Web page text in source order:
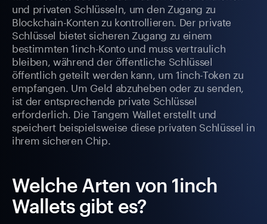
und privaten Schlüsseln, um den Zugang zu
Blockchain-Konten zu kontrollieren. Der private
Schlüssel bietet sicheren Zugang zu einem
bestimmten 1inch-Konto und muss vertraulich
bleiben, während der öffentliche Schlüssel
öffentlich geteilt werden kann, um 1inch-Token zu
empfangen. Um Geld abzuheben oder zu senden,
ist der entsprechende private Schlüssel
erforderlich. Die Tangem Wallet erstellt und
speichert beispielsweise diese privaten Schlüssel in
ihrem sicheren Chip.
Welche Arten von 1inch
Wallets gibt es?